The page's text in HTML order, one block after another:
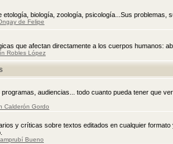
etología, biología, zoología, psicología...Sus problemas,
de Felipe
que afectan directamente a los cuerpos humanos:
Robles López
programas, audiencias... todo cuanto pueda tener que
Calderón Gordo
y críticas sobre textos editados en cualquier
Bueno